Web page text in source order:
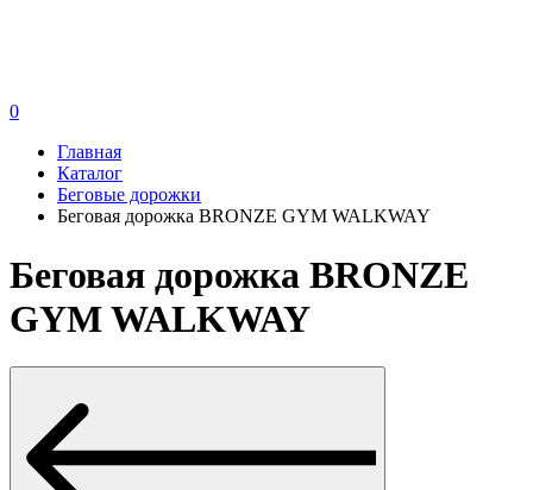
0
Главная
Каталог
Беговые дорожки
Беговая дорожка BRONZE GYM WALKWAY
Беговая дорожка BRONZE
GYM WALKWAY